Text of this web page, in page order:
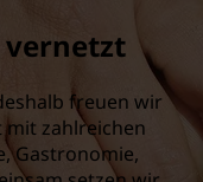
vernetzt
freuen wir
mit zahlreichen
Gastronomie,